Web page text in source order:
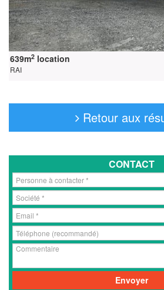
639m2 location
RAI
Retour aux
CONTACT